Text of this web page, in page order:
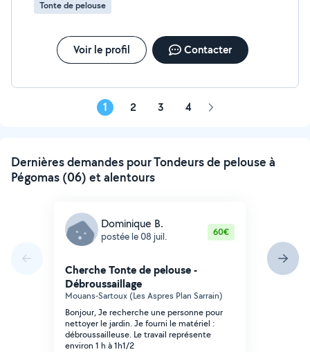
Tonte de pelouse
Voir le profil Contacter
1 2 3 4 Page
Dernières demandes pour Tondeurs de pelouse à
Pégomas (06) et alentours
Dominique B.
postée le 08 juil. 60€
Cherche Tonte de pelouse -
Débroussaillage
Mouans-Sartoux (Les Aspres Plan Sarrain)
Bonjour, Je recherche une personne pour
nettoyer le jardin. Je fourni le matériel :
débroussailleuse. Le travail représente
environ 1 h à 1h1/2